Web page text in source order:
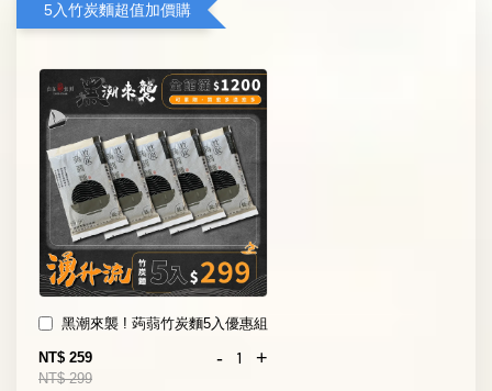
5入竹炭麵超值加價購
黑潮來襲 ! 蒟蒻竹炭麵5入優惠組
NT$ 259
NT$ 299
- +